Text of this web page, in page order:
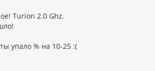
Turion 2.0 Ghz.
упало % на 10-25 :(